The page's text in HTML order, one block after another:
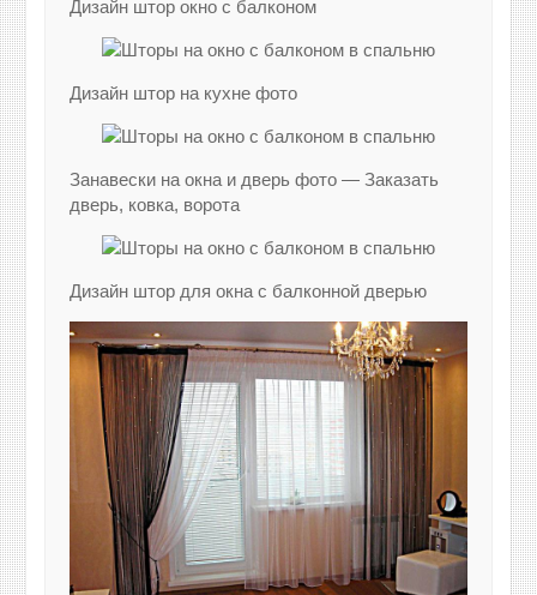
Дизайн штор окно с балконом
Дизайн штор на кухне фото
Занавески на окна и дверь фото — Заказать
дверь, ковка, ворота
Дизайн штор для окна с балконной дверью